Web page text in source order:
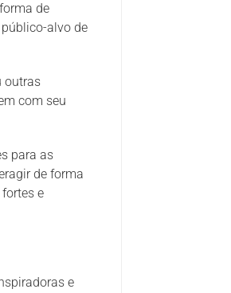
de
alvo de
outras
com seu
para as
de forma
e
e